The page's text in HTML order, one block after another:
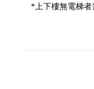
*上下樓無電梯者